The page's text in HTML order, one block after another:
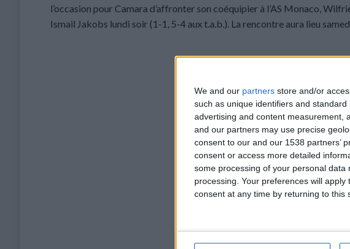
We and our partners store and/or
such as unique identifiers and
advertising and content measurement,
and our partners may use precise
consent to our and our 1538 partners’
consent or access more detailed
some processing of your personal
processing. Your preferences will
consent at any time by returning to this
l’occasion pour Camara d’affronter son coéquipier à l’AS Monaco,
Ismail Jakobs lundi soir (1-1, 5-4 aux t.a.b.). La rencontre aura lieu